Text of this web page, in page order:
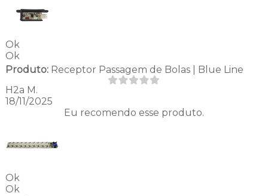
Ok
Ok
Produto:Receptor Passagem de Bolas | Blue Line
H2a M.
18/11/2025
Eu recomendo esse produto.
Ok
Ok